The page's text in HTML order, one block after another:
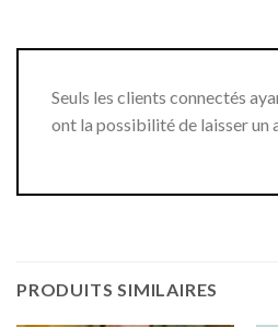
Seuls les clients connectés
ont la possibilité de laisser un
PRODUITS SIMILAIRES